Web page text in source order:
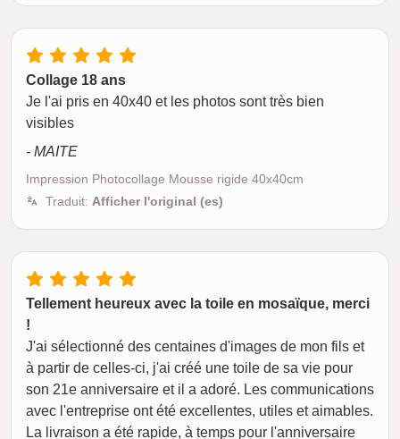
Collage 18 ans
Je l'ai pris en 40x40 et les photos sont très bien
visibles
- MAITE
Impression Photocollage Mousse rigide 40x40cm
Traduit: Afficher l'original (es)
Tellement heureux avec la toile en mosaïque, merci
!
J'ai sélectionné des centaines d'images de mon fils et
à partir de celles-ci, j'ai créé une toile de sa vie pour
son 21e anniversaire et il a adoré. Les communications
avec l'entreprise ont été excellentes, utiles et aimables.
La livraison a été rapide, à temps pour l'anniversaire